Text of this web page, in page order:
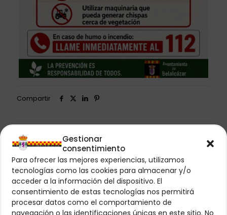
Gestionar
consentimiento
Para ofrecer las mejores experiencias, utilizamos
tecnologías como las cookies para almacenar y/o
acceder a la información del dispositivo. El
consentimiento de estas tecnologías nos permitirá
procesar datos como el comportamiento de
Compartir
Artículos Relacionados